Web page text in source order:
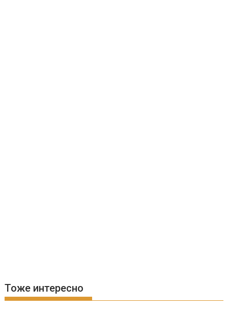
Тоже интересно